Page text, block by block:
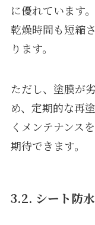
に優れています
乾燥時間も短縮
ります。
ただし、塗膜が
め、定期的な再
くメンテナンス
期待できます。
3.2. シート防